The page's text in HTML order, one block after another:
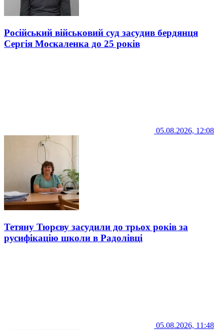
Російський військовий суд засудив бердянця
Сергія Москаленка до 25 років
05.08.2026, 12:08
Тетяну Тюрєву засудили до трьох років за
русифікацію школи в Радолівці
05.08.2026, 11:48